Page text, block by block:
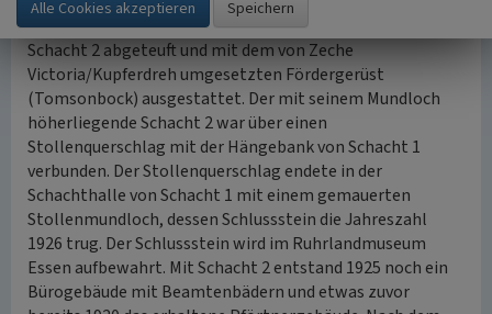
Fördermaschinenhaus (Abb.360,361). 1925/26 wurde
Schacht 2 abgeteuft und mit dem von Zeche
Victoria/Kupferdreh umgesetzten Fördergerüst
(Tomsonbock) ausgestattet. Der mit seinem Mundloch
höherliegende Schacht 2 war über einen
Stollenquerschlag mit der Hängebank von Schacht 1
verbunden. Der Stollenquerschlag endete in der
Schachthalle von Schacht 1 mit einem gemauerten
Stollenmundloch, dessen Schlussstein die Jahreszahl
1926 trug. Der Schlussstein wird im Ruhrlandmuseum
Essen aufbewahrt. Mit Schacht 2 entstand 1925 noch ein
Bürogebäude mit Beamtenbädern und etwas zuvor